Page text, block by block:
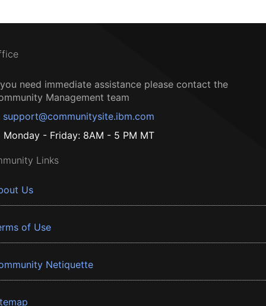
need immediate assistance please contact the
Management team
support@communitysite.ibm.com
Monday - Friday: 8AM - 5 PM MT
Links
Us
of Use
Netiquette